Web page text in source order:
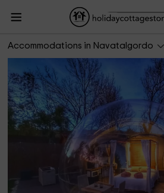
Accommodations in Navatalgordo